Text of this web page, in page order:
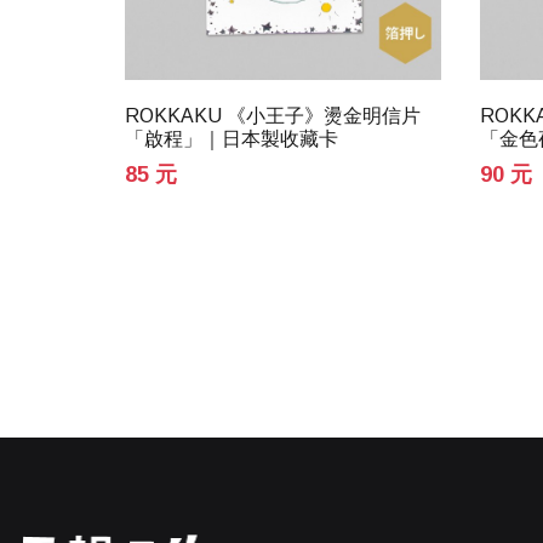
ROKKAKU 《小王子》燙金明信片
「啟程」｜日本製收藏卡
85 元
「金
90 元